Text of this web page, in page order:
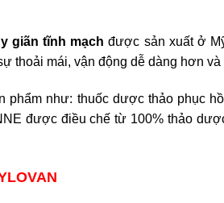
giãn tĩnh mạch được sản xuất ở
thoải mái, vận động dễ dàng hơn
phẩm như: thuốc dược thảo phục
được điều chế từ 100% thảo